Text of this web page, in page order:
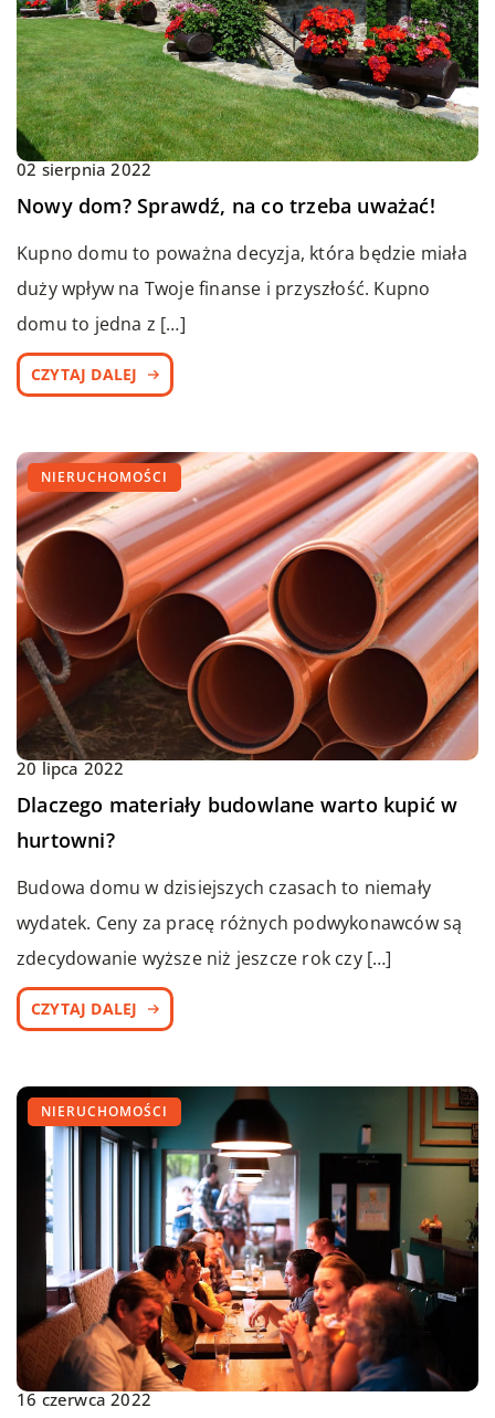
02 sierpnia 2022
Nowy dom? Sprawdź, na co trzeba uważać!
Kupno domu to poważna decyzja, która będzie miała
duży wpływ na Twoje finanse i przyszłość. Kupno
domu to jedna z […]
CZYTAJ DALEJ
NIERUCHOMOŚCI
20 lipca 2022
Dlaczego materiały budowlane warto kupić w
hurtowni?
Budowa domu w dzisiejszych czasach to niemały
wydatek. Ceny za pracę różnych podwykonawców są
zdecydowanie wyższe niż jeszcze rok czy […]
CZYTAJ DALEJ
NIERUCHOMOŚCI
16 czerwca 2022